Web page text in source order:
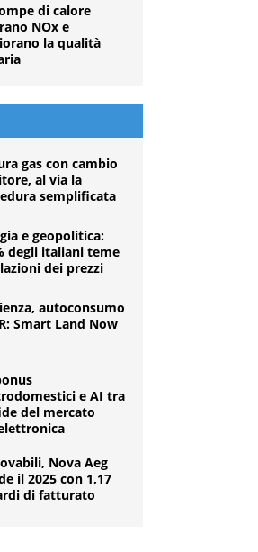
di calore
NOx e
la qualità
gas con cambio
al via la
semplificata
e geopolitica:
degli italiani teme
dei prezzi
autoconsumo
Smart Land Now
e AI tra
del mercato
Nova Aeg
il 2025 con 1,17
di fatturato